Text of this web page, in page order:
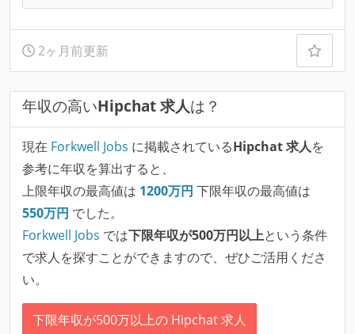
2ヶ月前更新
年収の高いHipchat 求人は？
現在 Forkwell Jobs に掲載されているHipchat 求人を
参考に年収を算出すると、
上限年収の最高値は 1200万円 下限年収の最高値は
550万円 でした。
Forkwell Jobs では下限年収が500万円以上という条件
で求人を探すことができますので、ぜひご活用くださ
い。
下限年収が500万以上の Hipchat 求人